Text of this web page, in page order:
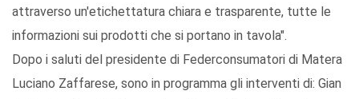
attraverso un'etichettatura chiara e trasparente, tutte le
informazioni sui prodotti che si portano in tavola".
Dopo i saluti del presidente di Federconsumatori di Matera
Luciano Zaffarese, sono in programma gli interventi di: Gian